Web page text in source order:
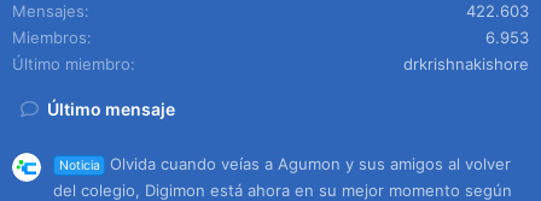
Mensajes
422.603
Miembros
6.953
Último miembro
drkrishnakishore
Último mensaje
Noticia
Olvida cuando veías a Agumon y sus amigos al volver
del colegio, Digimon está ahora en su mejor momento según